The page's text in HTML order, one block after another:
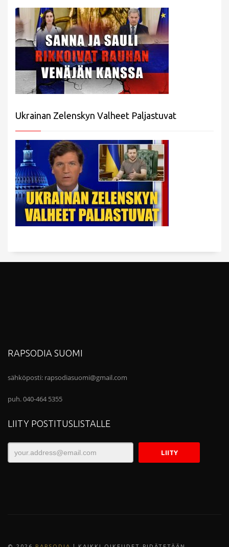
Ukrainan Zelenskyn Valheet Paljastuvat
RAPSODIA SUOMI
sähköposti: rapsodiasuomi@gmail.com
puh. 040-464 5355
LIITY POSTITUSLISTALLE